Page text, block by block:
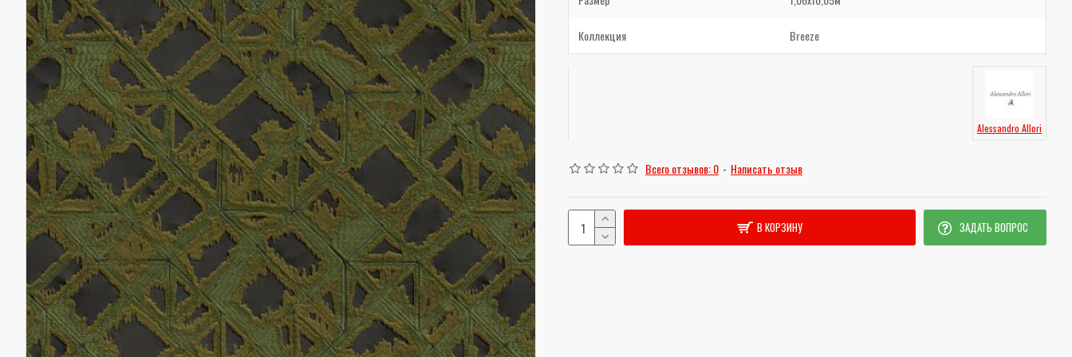
Коллекция Breeze
Alessandro Allori
Всего отзывов: 0 - Написать отзыв
В КОРЗИНУ ЗАДАТЬ ВОПРОС